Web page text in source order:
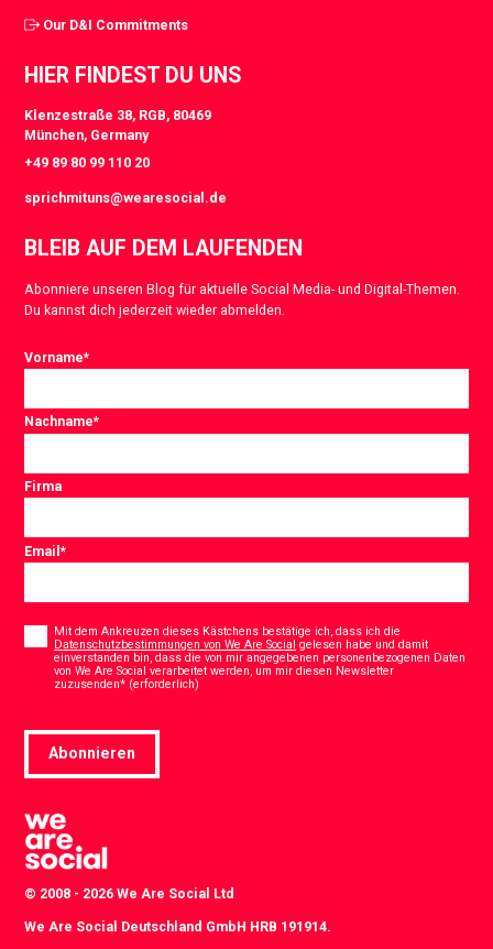
Our D&I Commitments
HIER FINDEST DU UNS
Klenzestraße 38, RGB, 80469
München, Germany
+49 89 80 99 110 20
sprichmituns@wearesocial.de
BLEIB AUF DEM LAUFENDEN
Abonniere unseren Blog für aktuelle Social Media- und Digital-Themen.
Du kannst dich jederzeit wieder abmelden.
Vorname*
Nachname*
Firma
Email*
Mit dem Ankreuzen dieses Kästchens bestätige ich, dass ich die
Datenschutzbestimmungen von We Are Social gelesen habe und damit
einverstanden bin, dass die von mir angegebenen personenbezogenen Daten
von We Are Social verarbeitet werden, um mir diesen Newsletter
zuzusenden* (erforderlich)
Abonnieren
© 2008 - 2026 We Are Social Ltd
We Are Social Deutschland GmbH HRB 191914.